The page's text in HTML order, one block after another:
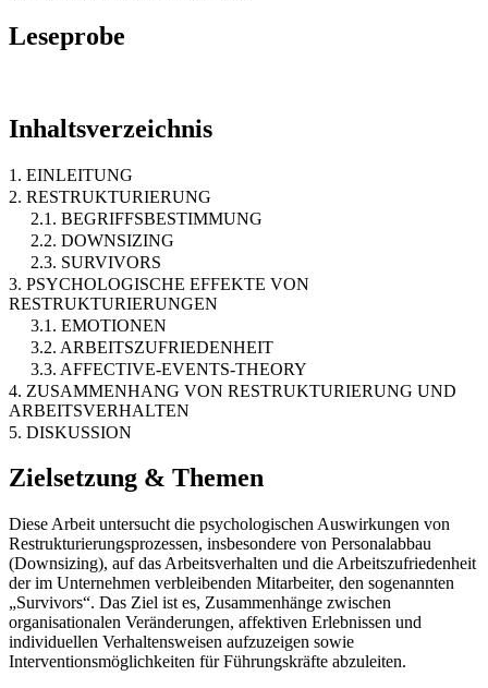
Leseprobe
Inhaltsverzeichnis
1. EINLEITUNG
2. RESTRUKTURIERUNG
2.1. BEGRIFFSBESTIMMUNG
2.2. DOWNSIZING
2.3. SURVIVORS
3. PSYCHOLOGISCHE EFFEKTE VON
RESTRUKTURIERUNGEN
3.1. EMOTIONEN
3.2. ARBEITSZUFRIEDENHEIT
3.3. AFFECTIVE-EVENTS-THEORY
4. ZUSAMMENHANG VON RESTRUKTURIERUNG UND
ARBEITSVERHALTEN
5. DISKUSSION
Zielsetzung & Themen
Diese Arbeit untersucht die psychologischen Auswirkungen von
Restrukturierungsprozessen, insbesondere von Personalabbau
(Downsizing), auf das Arbeitsverhalten und die Arbeitszufriedenheit
der im Unternehmen verbleibenden Mitarbeiter, den sogenannten
„Survivors“. Das Ziel ist es, Zusammenhänge zwischen
organisationalen Veränderungen, affektiven Erlebnissen und
individuellen Verhaltensweisen aufzuzeigen sowie
Interventionsmöglichkeiten für Führungskräfte abzuleiten.